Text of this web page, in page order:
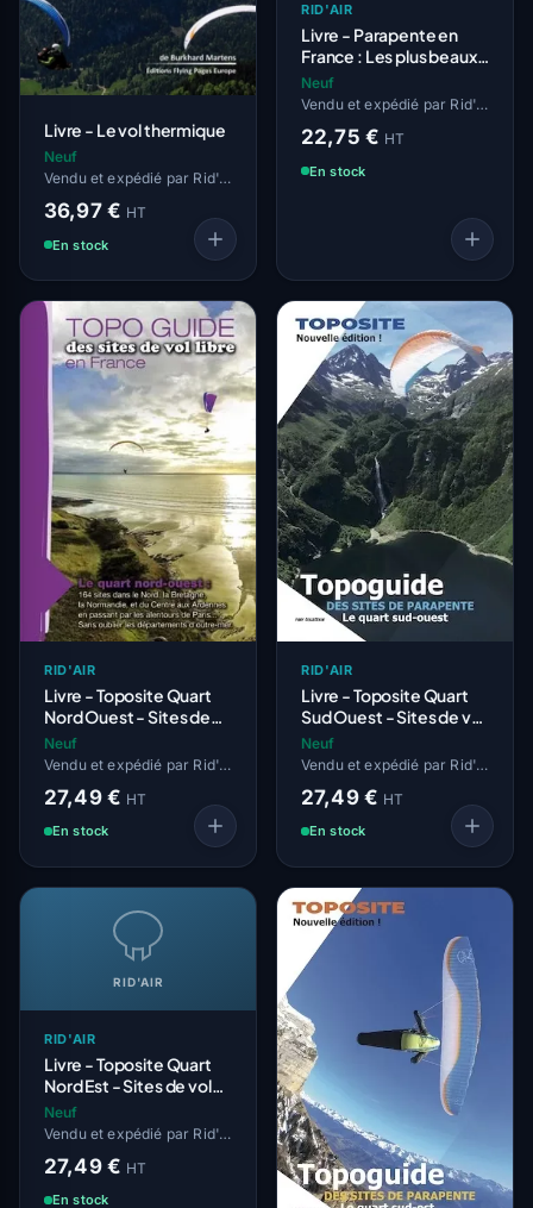
Livre - Le vol thermique
Neuf
Vendu et expédié par Rid'Air
36,97 € HT
En stock
RID'AIR
Livre - Parapente en
France : Les plus beaux
sites
Neuf
Vendu et expédié par Rid'Air
22,75 € HT
En stock
RID'AIR
Livre - Toposite Quart
Nord Ouest - Sites de
vol libre
Neuf
Vendu et expédié par Rid'Air
27,49 € HT
En stock
RID'AIR
Livre - Toposite Quart
Sud Ouest - Sites de vol
libre
Neuf
Vendu et expédié par Rid'Air
27,49 € HT
En stock
RID'AIR
RID'AIR
Livre - Toposite Quart
Nord Est - Sites de vol
libre
Neuf
Vendu et expédié par Rid'Air
27,49 € HT
En stock